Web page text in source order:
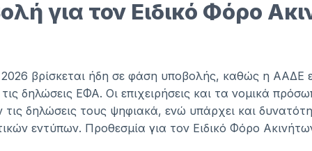
για τον Ειδικό Φόρο
βρίσκεται ήδη σε φάση υποβολής, καθώς η ΑΑΔΕ
δηλώσεις ΕΦΑ. Οι επιχειρήσεις και τα νομικά
δηλώσεις τους ψηφιακά, ενώ υπάρχει και
εντύπων. Προθεσμία για τον Ειδικό Φόρο